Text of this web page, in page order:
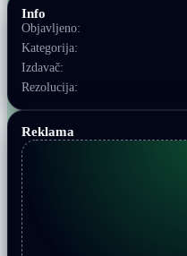
Info
Objavljeno:
Kategorija:
Izdavač:
Rezolucija:
Reklama